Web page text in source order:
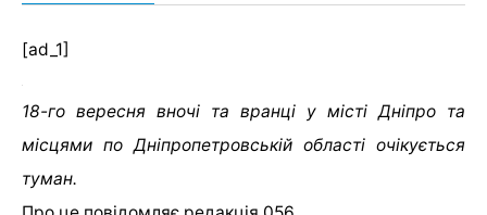
[ad_1]
18-го вересня вночі та вранці у місті Дніпро та
місцями по Дніпропетровській області очікується
туман.